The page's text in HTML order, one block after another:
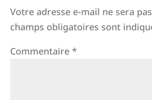
Votre adresse e-mail ne sera
champs obligatoires sont
Commentaire *